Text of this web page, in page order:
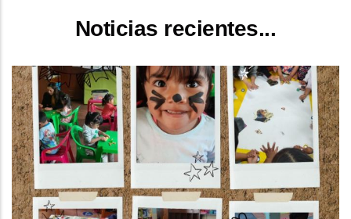
Noticias recientes...